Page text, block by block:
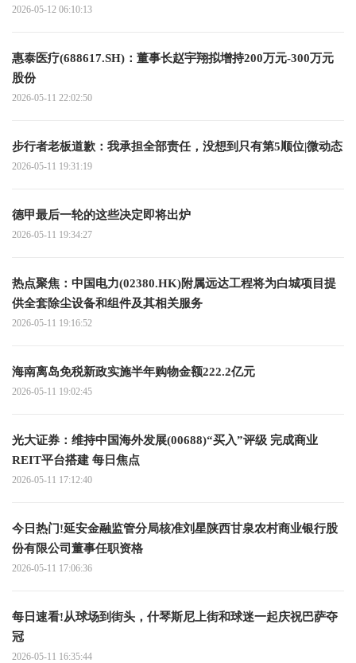
2026-05-12 06:10:13
惠泰医疗(688617.SH)：董事长赵宇翔拟增持200万元-300万元
股份
2026-05-11 22:02:50
步行者老板道歉：我承担全部责任，没想到只有第5顺位|微动态
2026-05-11 19:31:19
德甲最后一轮的这些决定即将出炉
2026-05-11 19:34:27
热点聚焦：中国电力(02380.HK)附属远达工程将为白城项目提
供全套除尘设备和组件及其相关服务
2026-05-11 19:16:52
海南离岛免税新政实施半年购物金额222.2亿元
2026-05-11 19:02:45
光大证券：维持中国海外发展(00688)“买入”评级 完成商业
REIT平台搭建 每日焦点
2026-05-11 17:12:40
今日热门!延安金融监管分局核准刘星陕西甘泉农村商业银行股
份有限公司董事任职资格
2026-05-11 17:06:36
每日速看!从球场到街头，什琴斯尼上街和球迷一起庆祝巴萨夺
冠
2026-05-11 16:35:44